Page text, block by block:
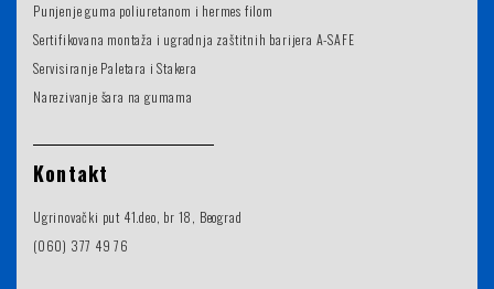
Punjenje guma poliuretanom i hermes filom
Sertifikovana montaža i ugradnja zaštitnih barijera A-SAFE
Servisiranje Paletara i Stakera
Narezivanje šara na gumama
Kontakt
Ugrinovački put 41.deo, br 18, Beograd
(060) 377 49 76